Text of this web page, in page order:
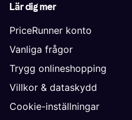
Lär dig mer
PriceRunner konto
Vanliga frågor
Trygg onlineshopping
Villkor & dataskydd
Cookie-inställningar